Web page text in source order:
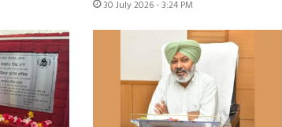
30 July 2026 - 3:24 PM